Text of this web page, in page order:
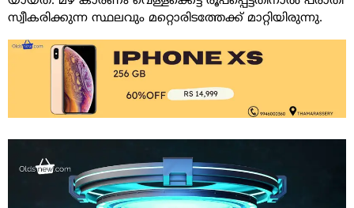
സ്വീ​ക​രി​ക്കു​ന്ന സ്ഥ​ല​വും മ​റ്റൊ​രി​ട​ത്തേ​ക്ക് മാ​റ്റി​യി​രു​ന്നു.